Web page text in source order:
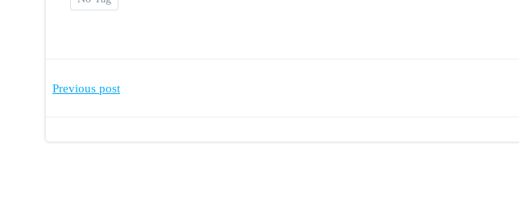
Post
Previous post